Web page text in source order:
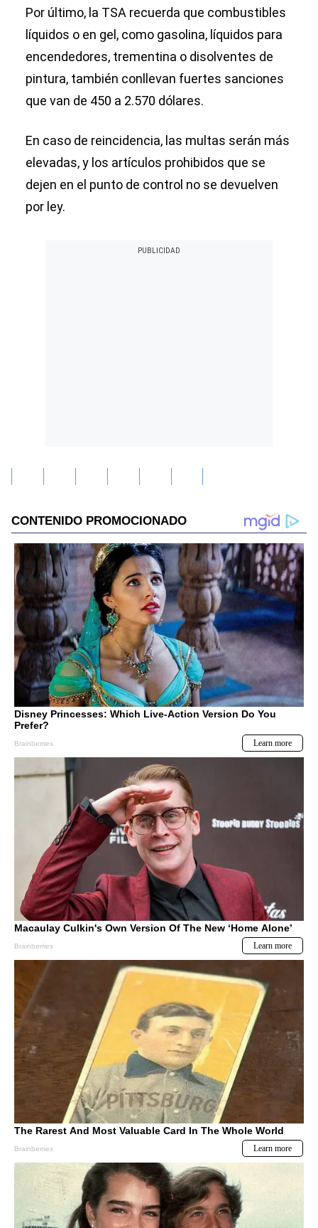
Por último, la TSA recuerda que combustibles
líquidos o en gel, como gasolina, líquidos para
encendedores, trementina o disolventes de
pintura, también conllevan fuertes sanciones
que van de 450 a 2.570 dólares.
En caso de reincidencia, las multas serán más
elevadas, y los artículos prohibidos que se
dejen en el punto de control no se devuelven
por ley.